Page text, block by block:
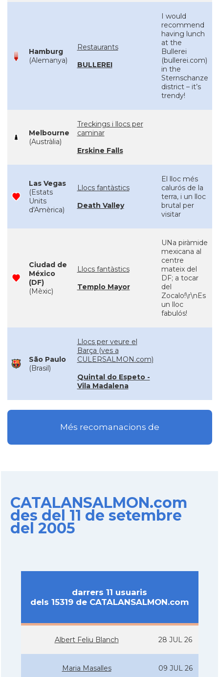
Hamburg
(Alemanya)
Restaurants
BULLEREI
I would
recommend
having lunch
at the
Bullerei
(bullerei.com)
in the
Sternschanze
district – it’s
trendy!
Melbourne
(Austràlia)
Treckings i llocs per
caminar
Erskine Falls
Las Vegas
(Estats
Units
d'Amèrica)
Llocs fantàstics
Death Valley
El lloc més
calurós de la
terra, i un lloc
brutal per
visitar
Ciudad de
México
(DF)
(Mèxic)
Llocs fantàstics
Templo Mayor
UNa piràmide
mexicana al
centre
mateix del
DF; a tocar
del
Zocalo!\r\nEs
un lloc
fabulós!
São Paulo
(Brasil)
Llocs per veure el
Barça (ves a
CULERSALMON.com)
Quintal do Espeto -
Vila Madalena
Més recomanacions de
CATALANSALMON.com
des del 11 de setembre
del 2005
darrers 11 usuaris
dels 15319 de CATALANSALMON.com
Albert Feliu Blanch 28 JUL 26
Maria Masalles 09 JUL 26